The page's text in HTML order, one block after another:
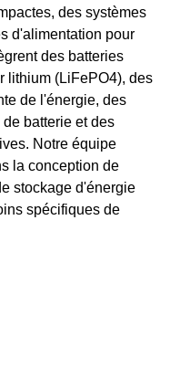
des systèmes
d'alimentation pour
des batteries
lithium (LiFePO4), des
de l'énergie, des
batterie et des
Notre équipe
la conception de
stockage d'énergie
spécifiques de